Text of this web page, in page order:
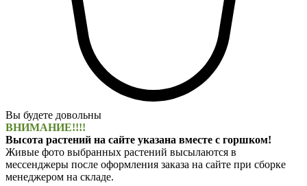
Вы будете довольны
ВНИМАНИЕ!!!!
Высота растений на сайте указана вместе с горшком!
Живые фото выбранных растений высылаются в
мессенджеры после оформления заказа на сайте при сборке
менеджером на складе.